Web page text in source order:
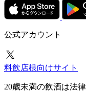
公式アカウント
料飲店様向けサイト
20歳未満の飲酒は法